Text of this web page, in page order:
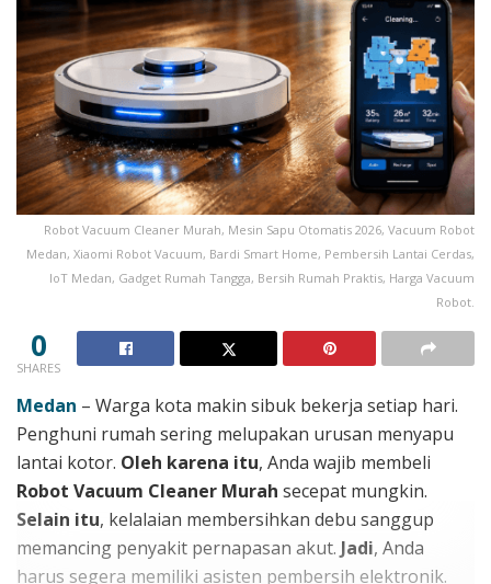
Robot Vacuum Cleaner Murah, Mesin Sapu Otomatis 2026, Vacuum Robot
Medan, Xiaomi Robot Vacuum, Bardi Smart Home, Pembersih Lantai Cerdas,
IoT Medan, Gadget Rumah Tangga, Bersih Rumah Praktis, Harga Vacuum
Robot.
0
SHARES
Medan – Warga kota makin sibuk bekerja setiap hari.
Penghuni rumah sering melupakan urusan menyapu
lantai kotor. Oleh karena itu, Anda wajib membeli
Robot Vacuum Cleaner Murah secepat mungkin.
Selain itu, kelalaian membersihkan debu sanggup
memancing penyakit pernapasan akut. Jadi, Anda
harus segera memiliki asisten pembersih elektronik.